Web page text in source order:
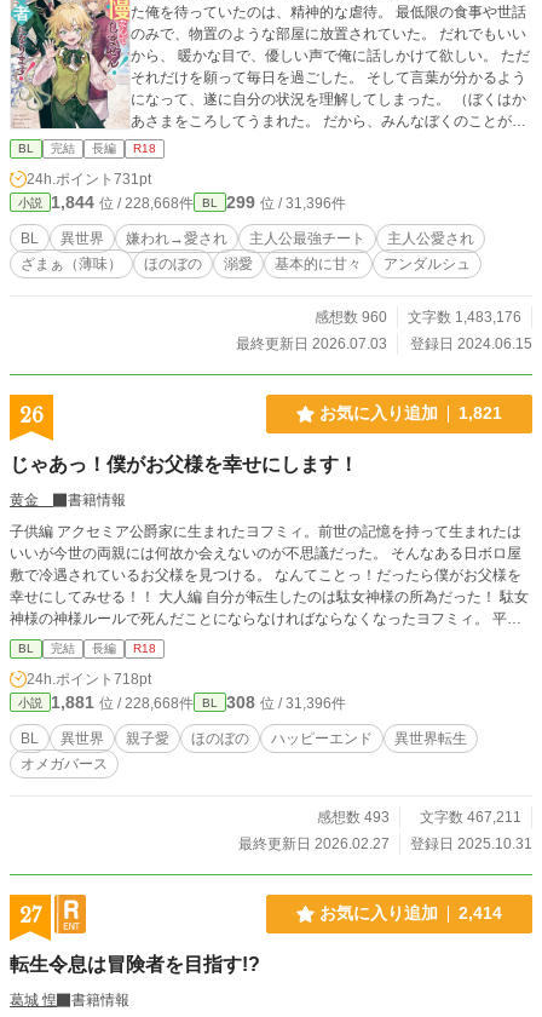
た俺を待っていたのは、精神的な虐待。 最低限の食事や世話
のみで、物置のような部屋に放置されていた。 だれでもいい
から、 暖かな目で、優しい声で俺に話しかけて欲しい。 ただ
それだけを願って毎日を過ごした。 そして言葉が分かるよう
になって、遂に自分の状況を理解してしまった。 （ぼくはか
あさまをころしてうまれた。 だから、みんなぼくのことがき
らい。 ぼくがあいされることはないんだ） わずかに縋ってい
た希望が打ち砕かれ、絶望した。 そしてそんな俺を救うた
め、前世の俺「須藤卓也」の記憶が蘇ったんだ。 「いやい
や、サフィが悪いんじゃなくね？」 公爵や兄たちが後悔した
時にはもう遅い。 俺には新たな家族ができた。俺の叔父ゲイ
ルだ。優しくてかっこいい最高のお父様！ 俺は血のつながっ
た家族を捨て、新たな家族と幸せになる！ ★注意★ 初の作品
愛です。ざまぁは軽め。 ひたすら主人公かわいいです。苦手
な方はそっ閉じを！ 感想などコメント、イイネ、エール頂け
BL 完結 長編 R18
24h.ポイント 731pt
小説 1,844 位 / 228,668件 BL 299 位 / 31,396件
BL 異世界 嫌われ→愛され 主人公最強チート
主人公愛され
ざまぁ（薄味）
ほのぼの 溺愛 基本的に甘々 アンダルシュ
感想数 960
文字数 1,483,176
最終更新日 2026.07.03
登録日 2024.06.15
26 お気に入り追加 1,821
じゃあっ！僕がお父様を幸せにします！
黄金
書籍情報
子供編 アクセミア公爵家に生まれたヨフミィ。前世の記憶を持って生まれたは
いいが今世の両親には何故か会えないのが不思議だった。 そんなある日ボロ屋
敷で冷遇されているお父様を見つける。 なんてことっ！だったら僕がお父様を
幸せにしてみせる！！ 大人編 自分が転生したのは駄女神様の所為だった！ 駄女
神様の神様ルールで死んだことにならなければならなくなったヨフミィ。 平民
庭師のヨフとして、弟ヘミィネの番をつけらなきゃ！じゃないと大変なことに！
※しおり、コメント、エールお気に入り、有難うございます！
BL 完結 長編 R18
24h.ポイント 718pt
小説 1,881 位 / 228,668件 BL 308 位 / 31,396件
BL 異世界 親子愛 ほのぼの ハッピーエンド
異世界転生
オメガバース
感想数 493
文字数 467,211
最終更新日 2026.02.27
登録日 2025.10.31
27 お気に入り追加 2,414
転生令息は冒険者を目指す!?
葛城 惶
書籍情報